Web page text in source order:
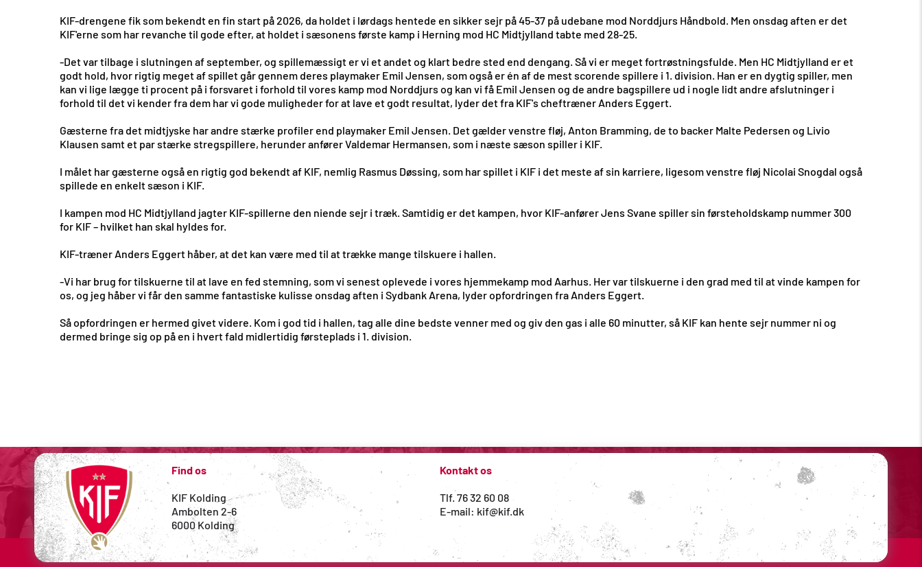
KIF-drengene fik som bekendt en fin start på 2026, da holdet i lørdags hentede en sikker sejr på 45-37 på udebane mod Norddjurs Håndbold. Men onsdag aften er det
KIF'erne som har revanche til gode efter, at holdet i sæsonens første kamp i Herning mod HC Midtjylland tabte med 28-25.
-Det var tilbage i slutningen af september, og spillemæssigt er vi et andet og klart bedre sted end dengang. Så vi er meget fortrøstningsfulde. Men HC Midtjylland er et
godt hold, hvor rigtig meget af spillet går gennem deres playmaker Emil Jensen, som også er én af de mest scorende spillere i 1. division. Han er en dygtig spiller, men
kan vi lige lægge ti procent på i forsvaret i forhold til vores kamp mod Norddjurs og kan vi få Emil Jensen og de andre bagspillere ud i nogle lidt andre afslutninger i
forhold til det vi kender fra dem har vi gode muligheder for at lave et godt resultat, lyder det fra KIF's cheftræner Anders Eggert.
Gæsterne fra det midtjyske har andre stærke profiler end playmaker Emil Jensen. Det gælder venstre fløj, Anton Bramming, de to backer Malte Pedersen og Livio
Klausen samt et par stærke stregspillere, herunder anfører Valdemar Hermansen, som i næste sæson spiller i KIF.
I målet har gæsterne også en rigtig god bekendt af KIF, nemlig Rasmus Døssing, som har spillet i KIF i det meste af sin karriere, ligesom venstre fløj Nicolai Snogdal også
spillede en enkelt sæson i KIF.
I kampen mod HC Midtjylland jagter KIF-spillerne den niende sejr i træk. Samtidig er det kampen, hvor KIF-anfører Jens Svane spiller sin førsteholdskamp nummer 300
for KIF – hvilket han skal hyldes for.
KIF-træner Anders Eggert håber, at det kan være med til at trække mange tilskuere i hallen.
-Vi har brug for tilskuerne til at lave en fed stemning, som vi senest oplevede i vores hjemmekamp mod Aarhus. Her var tilskuerne i den grad med til at vinde kampen for
os, og jeg håber vi får den samme fantastiske kulisse onsdag aften i Sydbank Arena, lyder opfordringen fra Anders Eggert.
Så opfordringen er hermed givet videre. Kom i god tid i hallen, tag alle dine bedste venner med og giv den gas i alle 60 minutter, så KIF kan hente sejr nummer ni og
dermed bringe sig op på en i hvert fald midlertidig førsteplads i 1. division.
Find os
KIF Kolding
Ambolten 2-6
6000 Kolding
Kontakt os
Tlf. 76 32 60 08
E-mail: kif@kif.dk
Sociale medier
Din profil
#vikæmperforkolding
WordPress hjemmeside udviklet af Magio - web med mere